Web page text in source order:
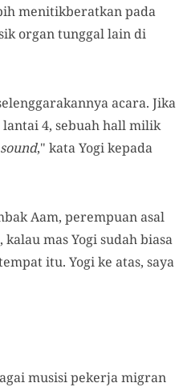
menitikberatkan pada
organ tunggal lain di
acara. Jika
4, sebuah hall milik
," kata Yogi kepada
Aam, perempuan asal
mas Yogi sudah biasa
itu. Yogi ke atas, saya
musisi pekerja migran